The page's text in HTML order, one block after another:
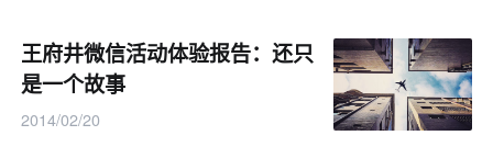
王府井微信活动体验报告：还只
是一个故事
2014/02/20